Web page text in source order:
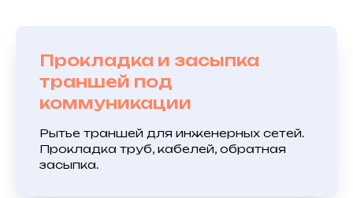
Прокладка и засыпка
траншей под
коммуникации
Рытье траншей для инженерных сетей.
Прокладка труб, кабелей, обратная
засыпка.